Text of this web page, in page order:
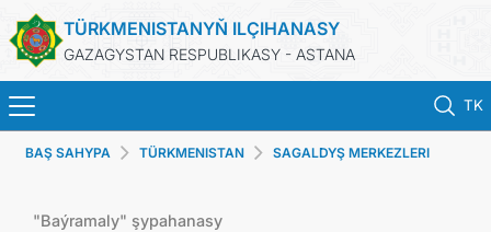
TÜRKMENISTANYŇ ILÇIHANASY
GAZAGYSTAN RESPUBLIKASY - ASTANA
TK
BAŞ SAHYPA
HABARLAR
BAŞ SAHYPA TÜRKMENISTAN SAGALDYŞ MERKEZLERI
"Baýramaly" şypahanasy